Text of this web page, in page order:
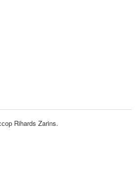
Rihards Zarins.